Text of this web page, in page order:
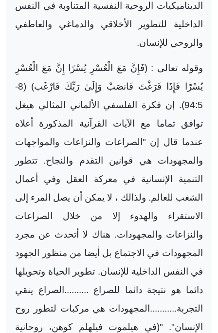
الديناميكيات الروحية النفسية المتناوبة في النفس
الداخلية للتطوير الأخلاقي والدماغي والعاطفي
والروحي للإنسان.
وقوله تعالى : (فَإِنَّ مَعَ الْعُسْرِ يُسْرًا إِنَّ مَعَ الْعُسْرِ
يُسْرًا فَإِذَا فَرَغْتَ فَانصَبْ وَإِلَىٰ رَبِّكَ فَارْغَب) (8-
94:5). إن فكرة الفلسفي الألماني المثالي هيغل
توافق تماما مع الآيات القرآنية المذكورة أعلاه
عندما قال إن "الصراعات والنزاعات والمواجهات
والمجهودات هي قوانين التقدم والنجاح. تتطور
التنمية الإنسانية في معركة العقل وفي أعمال
الشغب للعالم. ولذالك ، لا يمكن أن يصل المرء إلى
الاستقراء والهدوء إلا من خلال الصراعات
والنزاعات والمجهودات. هناك لا أتحدث عن مجرد
المجهودات في الاجتماع بل أيضا من منظور الجهود
في النفس الداخلية للإنسان. تطوير الحياة وتحويلها
دائما هو نتيجة دائما للصراع ..........الصراع ينقي
التجربة...........المجهودات هي مركبات لتطور روح
الإنسان". "(في هيلموت فيلهلم كوهن، روحانية